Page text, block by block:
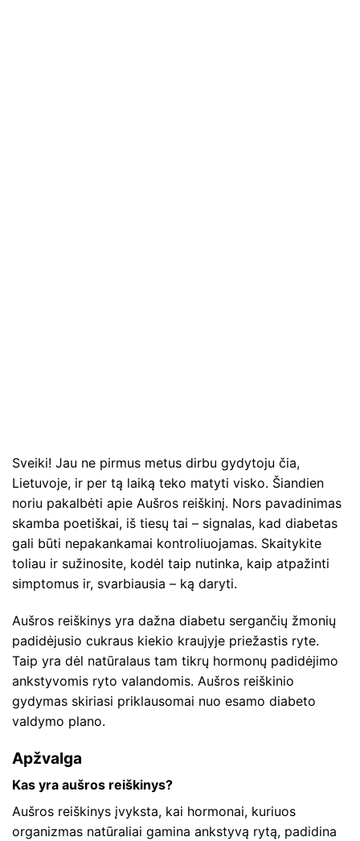
Sveiki! Jau ne pirmus metus dirbu gydytoju čia,
Lietuvoje, ir per tą laiką teko matyti visko. Šiandien
noriu pakalbėti apie Aušros reiškinį. Nors pavadinimas
skamba poetiškai, iš tiesų tai – signalas, kad diabetas
gali būti nepakankamai kontroliuojamas. Skaitykite
toliau ir sužinosite, kodėl taip nutinka, kaip atpažinti
simptomus ir, svarbiausia – ką daryti.
Aušros reiškinys yra dažna diabetu sergančių žmonių
padidėjusio cukraus kiekio kraujyje priežastis ryte.
Taip yra dėl natūralaus tam tikrų hormonų padidėjimo
ankstyvomis ryto valandomis. Aušros reiškinio
gydymas skiriasi priklausomai nuo esamo diabeto
valdymo plano.
Apžvalga
Kas yra aušros reiškinys?
Aušros reiškinys įvyksta, kai hormonai, kuriuos
organizmas natūraliai gamina ankstyvą rytą, padidina